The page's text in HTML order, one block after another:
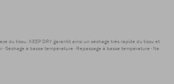
du tissu. KEEP DRY garantit ainsi un séchage très rapide du tissu et
Séchage à basse température Repassage à basse température Ne